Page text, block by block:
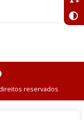
reservados